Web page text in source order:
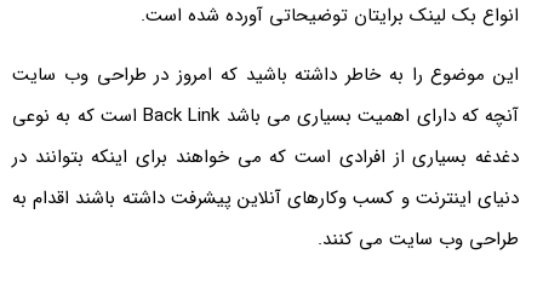
انواع بک لینک برایتان توضیحاتی آورده شده است.
این موضوع را به خاطر داشته باشید که امروز در طراحی وب سایت
آنچه که دارای اهمیت بسیاری می باشد Back Link است که به نوعی
دغدغه بسیاری از افرادی است که می خواهند برای اینکه بتوانند در
دنیای اینترنت و کسب وکارهای آنلاین پیشرفت داشته باشند اقدام به
طراحی وب سایت می کنند.